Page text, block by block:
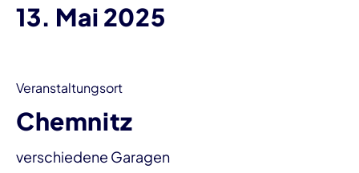
13. Mai 2025
Veranstaltungsort
Chemnitz
verschiedene Garagen